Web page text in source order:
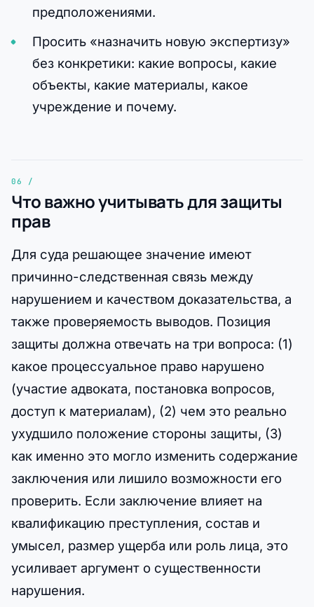
предположениями.
Просить «назначить новую экспертизу»
без конкретики: какие вопросы, какие
объекты, какие материалы, какое
учреждение и почему.
Что важно учитывать для защиты
прав
Для суда решающее значение имеют
причинно-следственная связь между
нарушением и качеством доказательства, а
также проверяемость выводов. Позиция
защиты должна отвечать на три вопроса: (1)
какое процессуальное право нарушено
(участие адвоката, постановка вопросов,
доступ к материалам), (2) чем это реально
ухудшило положение стороны защиты, (3)
как именно это могло изменить содержание
заключения или лишило возможности его
проверить. Если заключение влияет на
квалификацию преступления, состав и
умысел, размер ущерба или роль лица, это
усиливает аргумент о существенности
нарушения.